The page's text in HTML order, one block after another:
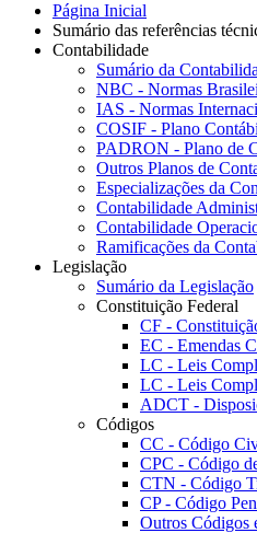
Página Inicial
Sumário das referências
Contabilidade
Sumário da
NBC - Normas
IAS - Normas
COSIF - Plano
PADRON - Plano de
Outros Planos de
Especializações da
Contabilidade
Contabilidade
Ramificações da
Legislação
Sumário da Legislação
Constituição Federal
CF -
EC - Emendas
LC - Leis
LC - Leis
ADCT -
Códigos
CC - Código
CPC - Código
CTN - Código
CP - Código
Outros Códigos